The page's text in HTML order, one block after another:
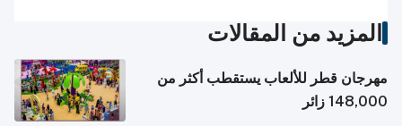
المزيد من المقالات
مهرجان قطر للألعاب يستقطب أكثر من
148,000 زائر